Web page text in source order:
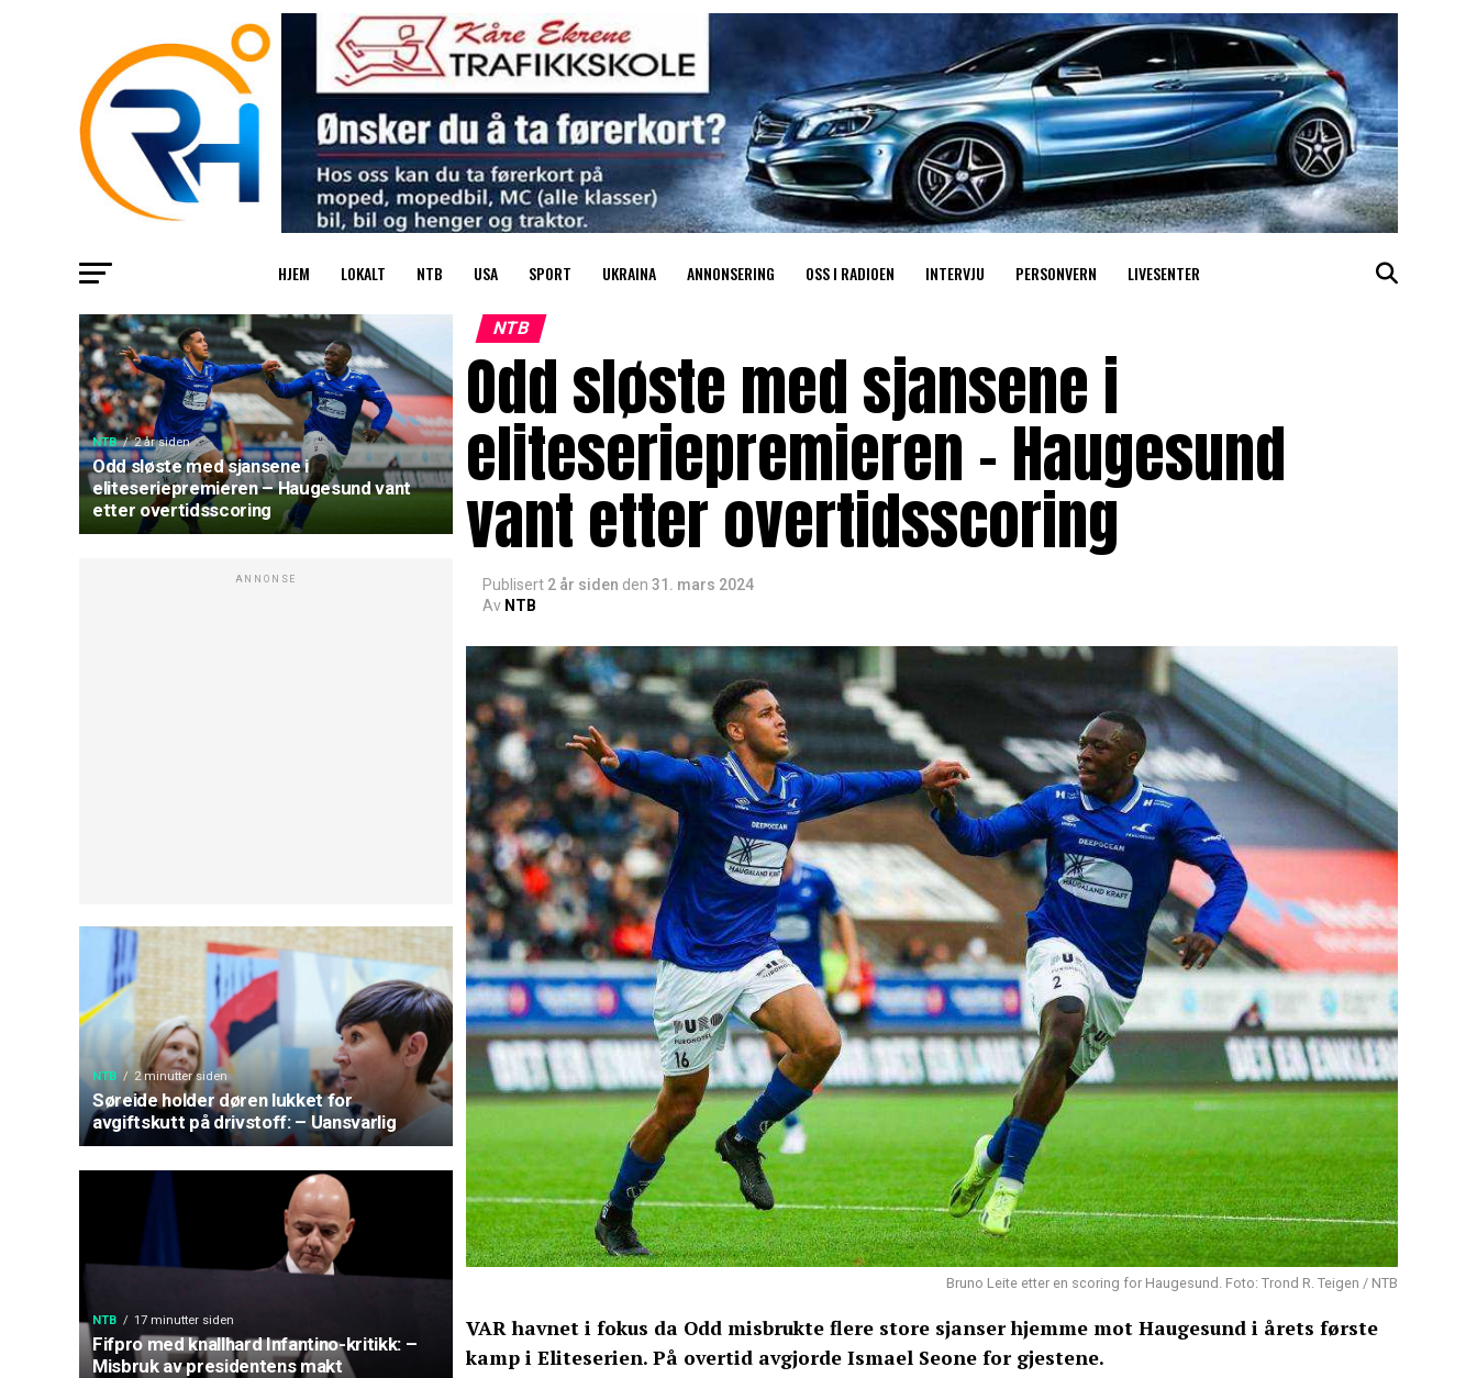
HJEM LOKALT NTB USA SPORT UKRAINA ANNONSERING OSS I RADIOEN INTERVJU PERSONVERN LIVESENTER
NTB 2 år siden
Odd sløste med sjansene i
eliteseriepremieren – Haugesund vant
etter overtidsscoring
ANNONSE
NTB 2 minutter siden
Søreide holder døren lukket for
avgiftskutt på drivstoff: – Uansvarlig
NTB 17 minutter siden
Fifpro med knallhard Infantino-kritikk: –
Misbruk av presidentens makt
NTB
Odd sløste med sjansene i
eliteseriepremieren – Haugesund
vant etter overtidsscoring
Publisert 2 år siden den 31. mars 2024
Av NTB
Bruno Leite etter en scoring for Haugesund. Foto: Trond R. Teigen / NTB
VAR havnet i fokus da Odd misbrukte flere store sjanser hjemme mot Haugesund i årets første
kamp i Eliteserien. På overtid avgjorde Ismael Seone for gjestene.